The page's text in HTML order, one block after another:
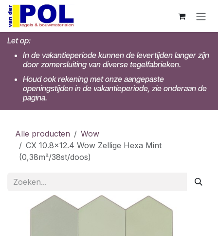
Overslaan naar inhoud
Let op:
In de vakantieperiode kunnen de levertijden langer zijn
door zomersluiting van diverse tegelfabrieken.
Houd ook rekening met onze aangepaste
openingstijden in de vakantieperiode, zie onderaan de
pagina.
Alle producten
Wow
CX 10.8x12.4 Wow Zellige Hexa Mint
(0,38m²/38st/doos)